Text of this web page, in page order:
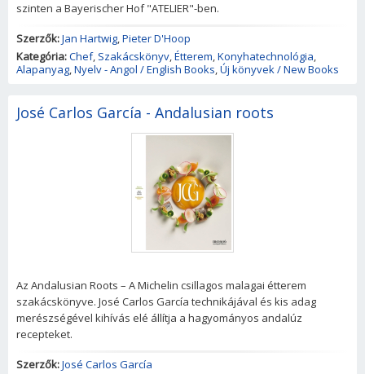
szinten a Bayerischer Hof "ATELIER"-ben.
Szerzők:Jan Hartwig,Pieter D'Hoop
Kategória:Chef, Szakácskönyv,Étterem,Konyhatechnológia,
Alapanyag,Nyelv - Angol / English Books,Új könyvek / New Books
José Carlos García - Andalusian roots
Az Andalusian Roots – A Michelin csillagos malagai étterem
szakácskönyve. José Carlos García technikájával és kis adag
merészségével kihívás elé állítja a hagyományos andalúz
recepteket.
Szerzők:José Carlos García